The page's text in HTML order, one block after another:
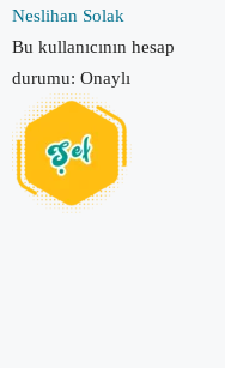
Neslihan Solak
Bu kullanıcının hesap
durumu: Onaylı